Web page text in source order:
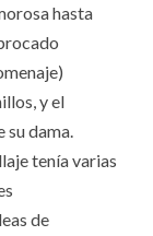
hasta
y el
dama.
tenía varias
de